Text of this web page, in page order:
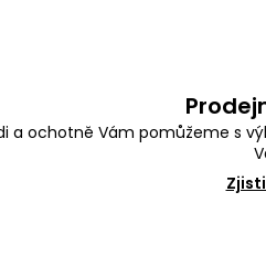
a ochotně Vám pomůžeme s